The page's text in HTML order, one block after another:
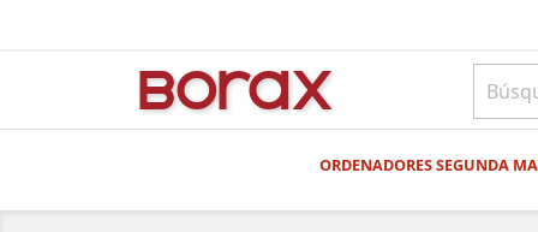
BOrAx
ORDENADORES SEGUNDA